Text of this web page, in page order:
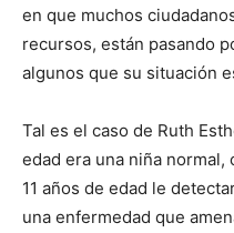
en que muchos
recursos, están pasando
algunos que su situación
Tal es el caso de Ruth
edad era una niña
11 años de edad le
una enfermedad que